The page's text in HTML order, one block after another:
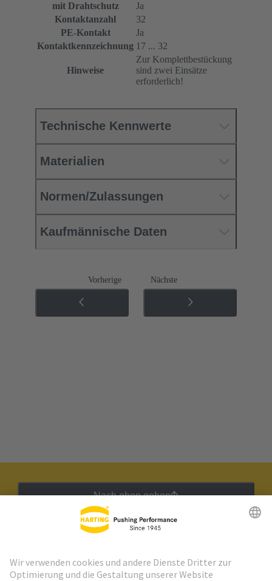
mit Drahtschutz
Ja
Kontaktanzahl
32
PE-Kontakt
Ja
Kontaktkennzeichnung 17 ... 32
Hinweise
Zur Komplettbestückung
sind zwei Einsätze
erforderlich!
Technische Kennwerte
Materialien
Normen/Zulassungen
Kaufmännische Daten
Vorherige Nächste
Nach oben gehen